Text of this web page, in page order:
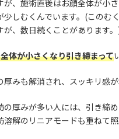
が、施術直後はお顔全体が小
少しむくんでいます。(このむ
が、数日続くことがあります
体が小さくなり引き締まって
厚みも解消され、スッキリ感が
の厚みが多い人には、引き締
溶解のリニアモードも重ねて照